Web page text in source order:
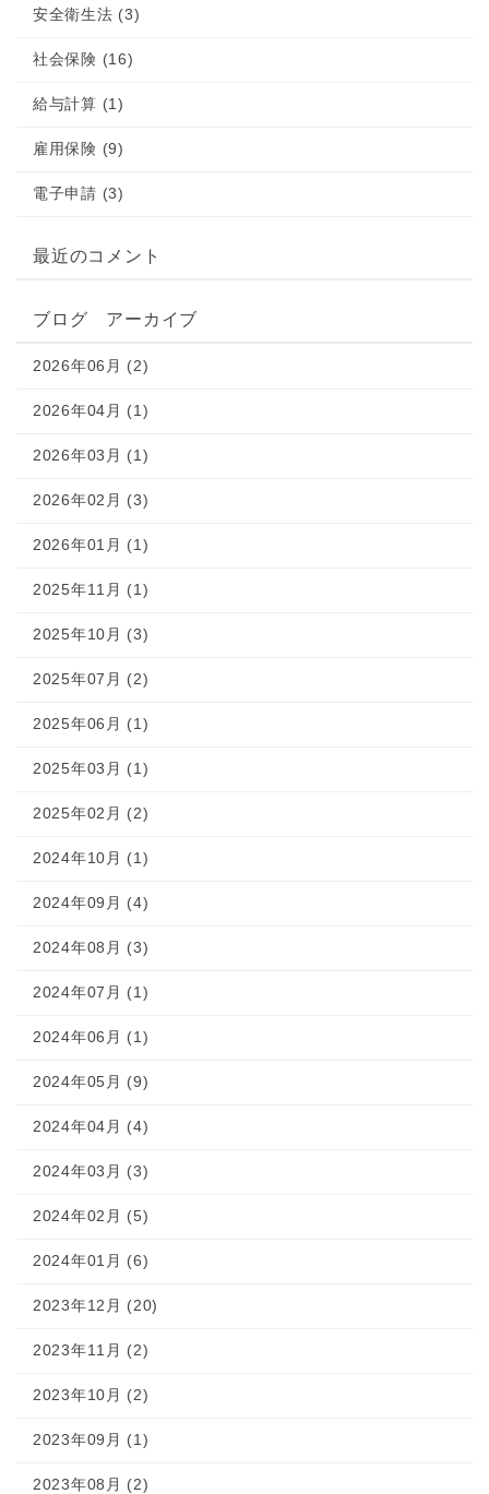
安全衛生法 (3)
社会保険 (16)
給与計算 (1)
雇用保険 (9)
電子申請 (3)
最近のコメント
ブログ アーカイブ
2026年06月 (2)
2026年04月 (1)
2026年03月 (1)
2026年02月 (3)
2026年01月 (1)
2025年11月 (1)
2025年10月 (3)
2025年07月 (2)
2025年06月 (1)
2025年03月 (1)
2025年02月 (2)
2024年10月 (1)
2024年09月 (4)
2024年08月 (3)
2024年07月 (1)
2024年06月 (1)
2024年05月 (9)
2024年04月 (4)
2024年03月 (3)
2024年02月 (5)
2024年01月 (6)
2023年12月 (20)
2023年11月 (2)
2023年10月 (2)
2023年09月 (1)
2023年08月 (2)